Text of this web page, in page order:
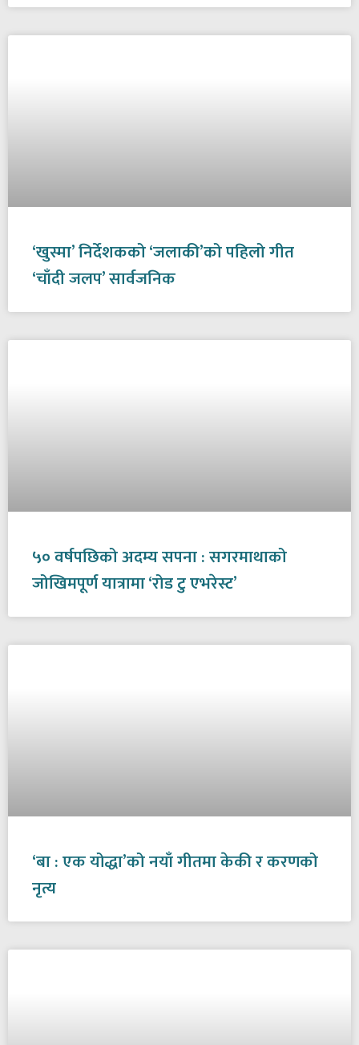
‘खुस्मा’ निर्देशकको ‘जलाकी’को पहिलो गीत
‘चाँदी जलप’ सार्वजनिक
५० वर्षपछिको अदम्य सपना : सगरमाथाको
जोखिमपूर्ण यात्रामा ‘रोड टु एभरेस्ट’
‘बा : एक योद्धा’को नयाँ गीतमा केकी र करणको
नृत्य